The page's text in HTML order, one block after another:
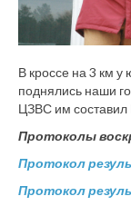
В кроссе на 3 км у
поднялись наши
ЦЗВС им составил
Протоколы
Протокол
Протокол